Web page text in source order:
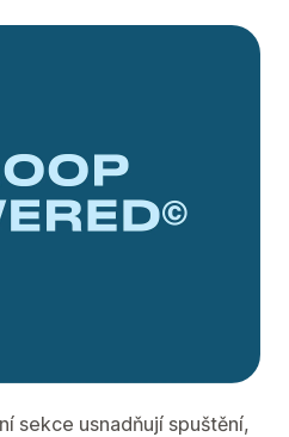
sekce usnadňují spuštění,